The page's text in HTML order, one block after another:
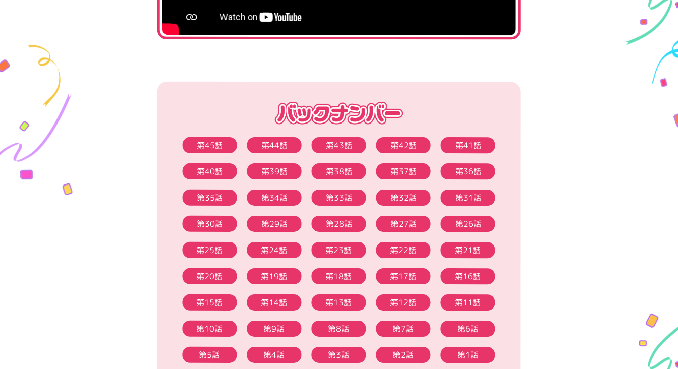
第45話 第44話 第43話 第42話 第41話
第40話 第39話 第38話 第37話 第36話
第35話 第34話 第33話 第32話 第31話
第30話 第29話 第28話 第27話 第26話
第25話 第24話 第23話 第22話 第21話
第20話 第19話 第18話 第17話 第16話
第15話 第14話 第13話 第12話 第11話
第10話 第9話 第8話 第7話 第6話
第5話 第4話 第3話 第2話 第1話